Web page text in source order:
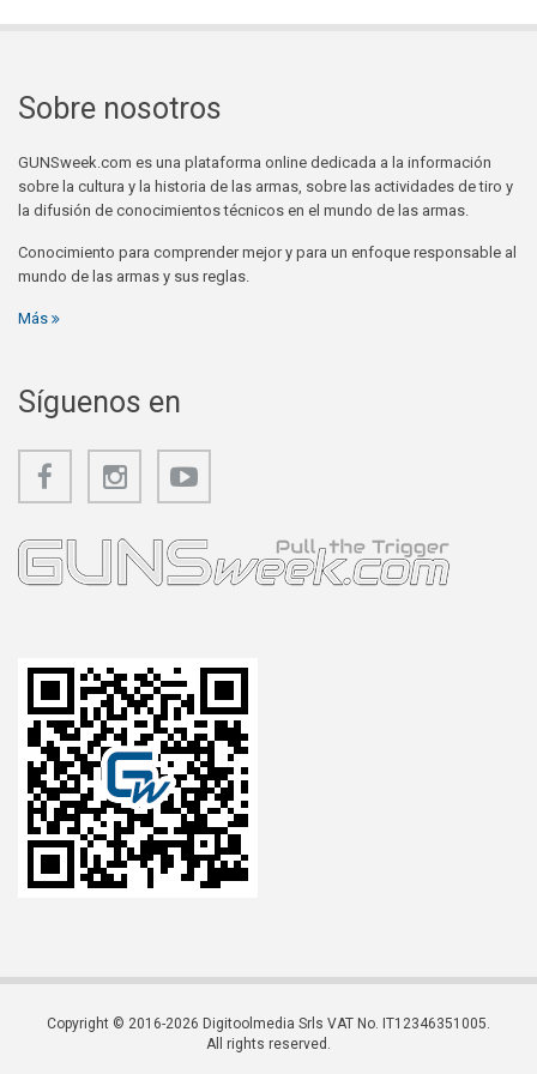
Sobre nosotros
GUNSweek.com es una plataforma online dedicada a la información
sobre la cultura y la historia de las armas, sobre las actividades de tiro y
la difusión de conocimientos técnicos en el mundo de las armas.
Conocimiento para comprender mejor y para un enfoque responsable al
mundo de las armas y sus reglas.
Más
Síguenos en
Copyright © 2016-2026 Digitoolmedia Srls VAT No. IT12346351005.
All rights reserved.